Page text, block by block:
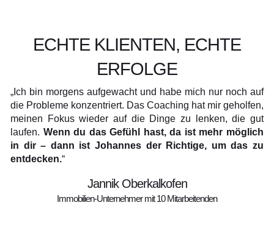
ECHTE KLIENTEN, ECHTE
ERFOLGE
„Ich bin morgens aufgewacht und habe mich nur noch auf
die Probleme konzentriert. Das Coaching hat mir geholfen,
meinen Fokus wieder auf die Dinge zu lenken, die gut
laufen. Wenn du das Gefühl hast, da ist mehr möglich
in dir – dann ist Johannes der Richtige, um das zu
entdecken.“
Jannik Oberkalkofen
Immobilien-Unternehmer mit 10 Mitarbeitenden